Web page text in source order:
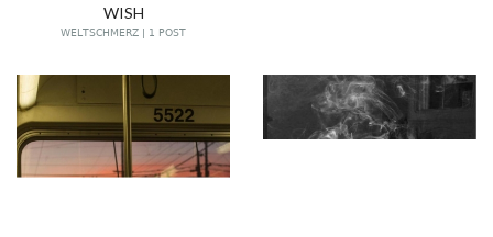
WISH
WELTSCHMERZ | 1 POST